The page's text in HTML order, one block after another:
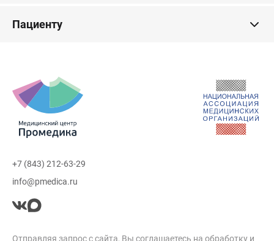
Пациенту
+7 (843) 212-63-29
info@pmedica.ru
Отправляя запрос с сайта, Вы соглашаетесь на обработку и